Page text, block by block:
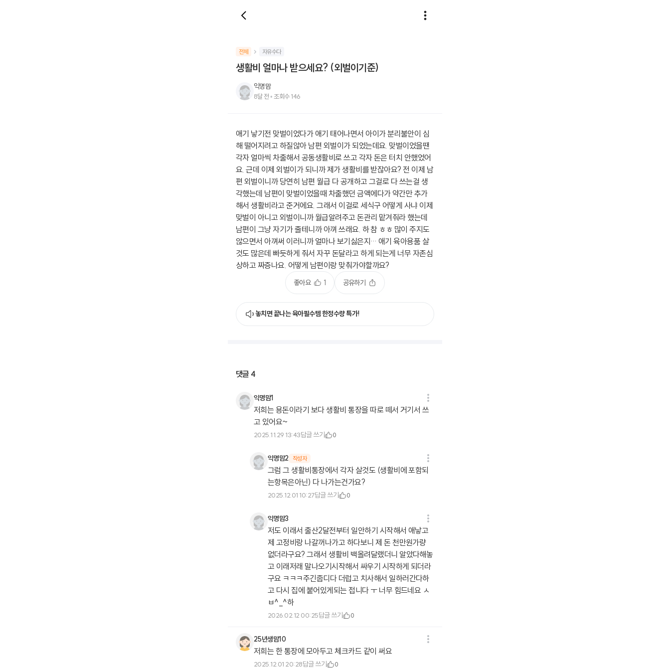
전체 자유수다
생활비 얼마나 받으세요? (외벌이기준)
익명맘
8달 전 • 조회수146
애기 낳기전 맞벌이었다가 애기 태어나면서 아이가 분리불안이 심
해 떨어지려고 하질않아 남편 외벌이가 되었는데요. 맞벌이었을땐
각자 얼마씩 차출해서 공동생활비로 쓰고 각자 돈은 터치 안했었어
요. 근데 이제 외벌이가 되니까 제가 생활비를 받잖아요? 전 이제 남
편 외벌이니까 당연히 남편 월급 다 공개하고 그걸로 다 쓰는걸 생
각했는데 남편이 맞벌이었을때 차출했던 금액에다가 약간만 추가
해서 생활비라고 준거에요. 그래서 이걸로 세식구 어떻게 사냐 이제
맞벌이 아니고 외벌이니까 월급알려주고 돈관리 맡겨줘라 했는데
남편이 그냥 자기가 줄테니까 아껴 쓰래요. 하 참 ㅎㅎ 많이 주지도
않으면서 아껴써 이러니까 얼마나 보기싫은지… 애기 육아용품 살
것도 많은데 빠듯하게 줘서 자꾸 돈달라고 하게 되는게 너무 자존심
상하고 짜증나요. 어떻게 남편이랑 맞춰가야할까요?
좋아요 1 공유하기
놓치면 끝나는 육아필수템 한정수량 특가!
댓글 4
익명맘1
저희는 용돈이라기 보다 생활비 통장을 따로 떼서 거기서 쓰
고 있어요~
2025.11.29 13:43답글 쓰기 0
익명맘2 작성자
그럼 그 생활비통장에서 각자 살것도 (생활비에 포함되
는항목은아닌) 다 나가는건가요?
2025.12.01 10:27답글 쓰기 0
익명맘3
저도 이래서 출산2달전부터 일안하기 시작해서 애낳고
제 고정비랑 나갈꺼나가고 하다보니 제 돈 천만원가량
없더라구요? 그래서 생활비 백올려달랬더니 알았다해놓
고 이래저래 말나오기시작해서 싸우기 시작하게 되더라
구요 ㅋㅋㅋ주긴줍디다 더럽고 치사해서 일하러간다하
고 다시 집에 붙어있게되는 접니다 ㅜ 너무 힘드네요 ㅅ
ㅂ^_^하
2026.02.12 00:25답글 쓰기 0
25년생맘10
저희는 한 통장에 모아두고 체크카드 같이 써요
2025.12.01 20:28답글 쓰기 0